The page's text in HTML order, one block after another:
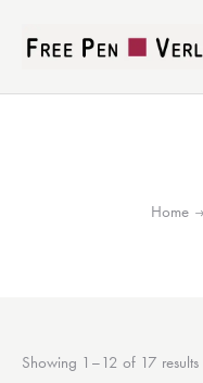
Home
Showing 1–12 of 17 results